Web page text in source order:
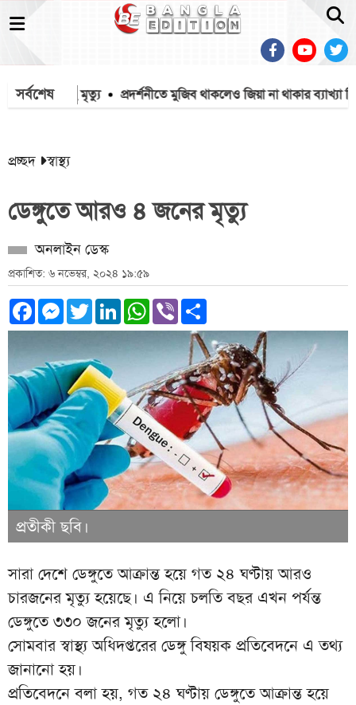
সর্বশেষ
১৫৭১২ মৃত্যু প্রদর্শনীতে মুজিব থাকলেও জিয়া না থাকার ব্যাখ্যা
প্রচ্ছদ স্বাস্থ্য
ডেঙ্গুতে আরও ৪ জনের মৃত্যু
অনলাইন ডেস্ক
প্রকাশিত: ৬ নভেম্বর, ২০২৪ ১৯:৫৯
Facebook
Messenger
TwitterLinkedInWhatsApp
Viber
প্রতীকী ছবি।
সারা দেশে ডেঙ্গুতে আক্রান্ত হয়ে গত ২৪ ঘণ্টায় আরও
চারজনের মৃত্যু হয়েছে। এ নিয়ে চলতি বছর এখন পর্যন্ত
ডেঙ্গুতে ৩৩০ জনের মৃত্যু হলো।
সোমবার স্বাস্থ্য অধিদপ্তরের ডেঙ্গু বিষয়ক প্রতিবেদনে এ তথ্য
জানানো হয়।
প্রতিবেদনে বলা হয়, গত ২৪ ঘণ্টায় ডেঙ্গুতে আক্রান্ত হয়ে